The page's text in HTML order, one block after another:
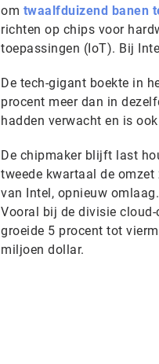
om twaalfduizend banen
richten op chips voor
toepassingen (IoT). Bij
De tech-gigant boekte in
procent meer dan in
hadden verwacht en is
De chipmaker blijft last
tweede kwartaal de
van Intel, opnieuw
Vooral bij de divisie
groeide 5 procent tot
miljoen dollar.